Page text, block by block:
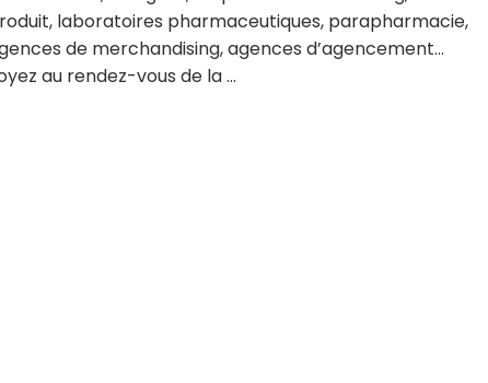
laboratoires pharmaceutiques, parapharmacie,
de merchandising, agences d’agencement…
au rendez-vous de la ...